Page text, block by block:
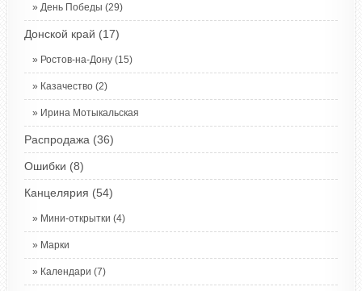
День Победы (29)
Донской край (17)
Ростов-на-Дону (15)
Казачество (2)
Ирина Мотыкальская
Распродажа (36)
Ошибки (8)
Канцелярия (54)
Мини-открытки (4)
Марки
Календари (7)